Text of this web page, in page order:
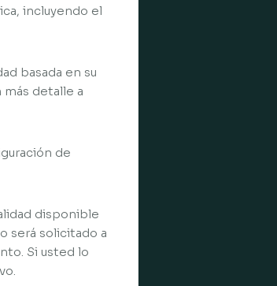
incluyendo el
basada en su
detalle a
de
disponible
será solicitado a
Si usted lo